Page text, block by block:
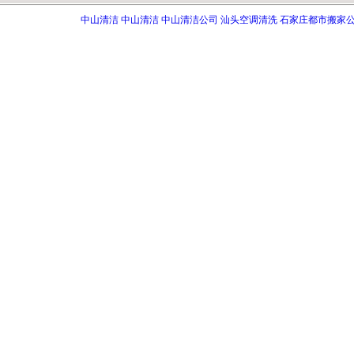
中山清洁 中山清洁 中山清洁公司 汕头空调清洗 石家庄都市搬家